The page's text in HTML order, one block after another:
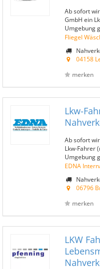
Ab sofort
GmbH ein
Umgebung
Fliegel
04158
merken
Lkw-
Ab sofort
Lkw-Fahrer
Umgebung
EDNA
06796
merken
LKW